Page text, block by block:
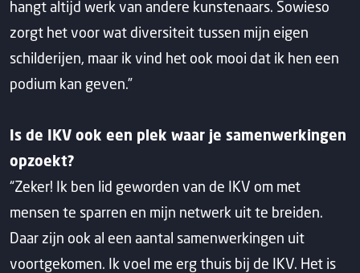
hangt altijd werk van andere kunstenaars. Sowieso
zorgt het voor wat diversiteit tussen mijn eigen
schilderijen, maar ik vind het ook mooi dat ik hen een
podium kan geven.”
Is de IKV ook een plek waar je samenwerkingen
opzoekt?
“Zeker! Ik ben lid geworden van de IKV om met
mensen te sparren en mijn netwerk uit te breiden.
Daar zijn ook al een aantal samenwerkingen uit
voortgekomen. Ik voel me erg thuis bij de IKV. Het is